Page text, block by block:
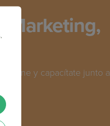
Marketing,
Online y capacítate junto a